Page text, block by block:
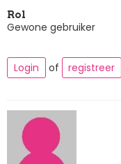
Rol
Gewone gebruiker
Login of registreer